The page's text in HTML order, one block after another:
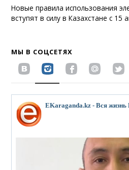
Новые правила использования
вступят в силу в Казахстане с 15
МЫ В СОЦСЕТЯХ
EKaraganda.kz - Вся жизнь